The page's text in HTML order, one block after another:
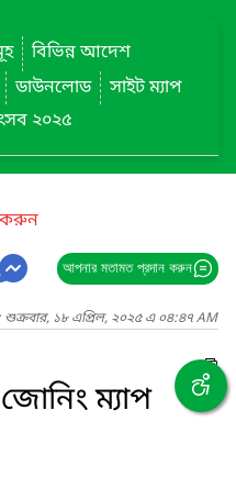
বিভিন্ন আদেশ
ডাউনলোড
সাইট ম্যাপ
২০২৫
করুন
আপনার মতামত প্রদান করুন
শুক্রবার, ১৮ এপ্রিল, ২০২৫ এ ০৪:৪৭ AM
জোনিং ম্যাপ